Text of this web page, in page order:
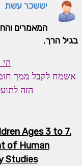
יששכר עשת
המאמרים
בגיל הרך.
אשמח לקבל ממך
הזה
Ages 3 to 7.
of Human
Studies